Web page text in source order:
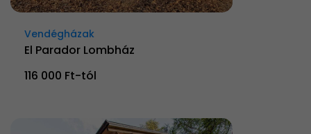
Vendégházak
El Parador Lombház
116 000 Ft-tól